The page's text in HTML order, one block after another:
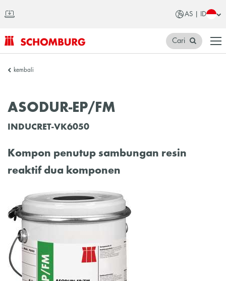
AS | ID
SCHOMBURG
Cari
kembali
ASODUR-EP/FM
INDUCRET-VK6050
Kompon penutup sambungan resin
reaktif dua komponen